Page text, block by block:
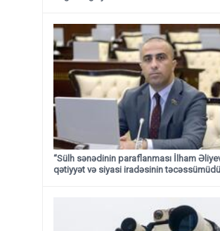
“Sülh sənədinin paraflanması İlham
qətiyyət və siyasi iradəsinin